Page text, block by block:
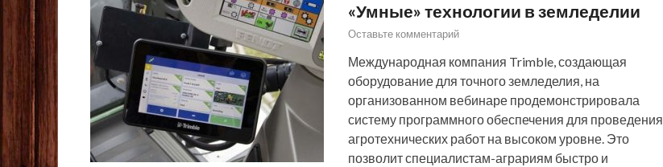
«Умные» технологии в земледелии
Оставьте комментарий
Международная компания Trimble, создающая
оборудование для точного земледелия, на
организованном вебинаре продемонстрировала
систему программного обеспечения для проведения
агротехнических работ на высоком уровне. Это
позволит специалистам-аграриям быстро и